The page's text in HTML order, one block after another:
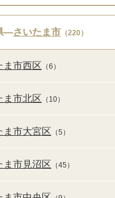
―さいたま市 （220）
ま市西区 （6）
ま市北区 （10）
ま市大宮区 （5）
ま市見沼区 （45）